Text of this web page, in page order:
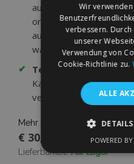
ausgewählten Modellen
originalgetreuen
ausgestattet — sie
während der Fahrt.
✔ Textile Einfassung:
Kantenumrandung
verleiht den Matten eine
Mehr erfahren
€ 30,95
Lieferbarkeit: Auf Lager
Wir
verbessern.
unserer
Verwendung von
Cookie-Richtlinie zu.
ALLE
POWERED